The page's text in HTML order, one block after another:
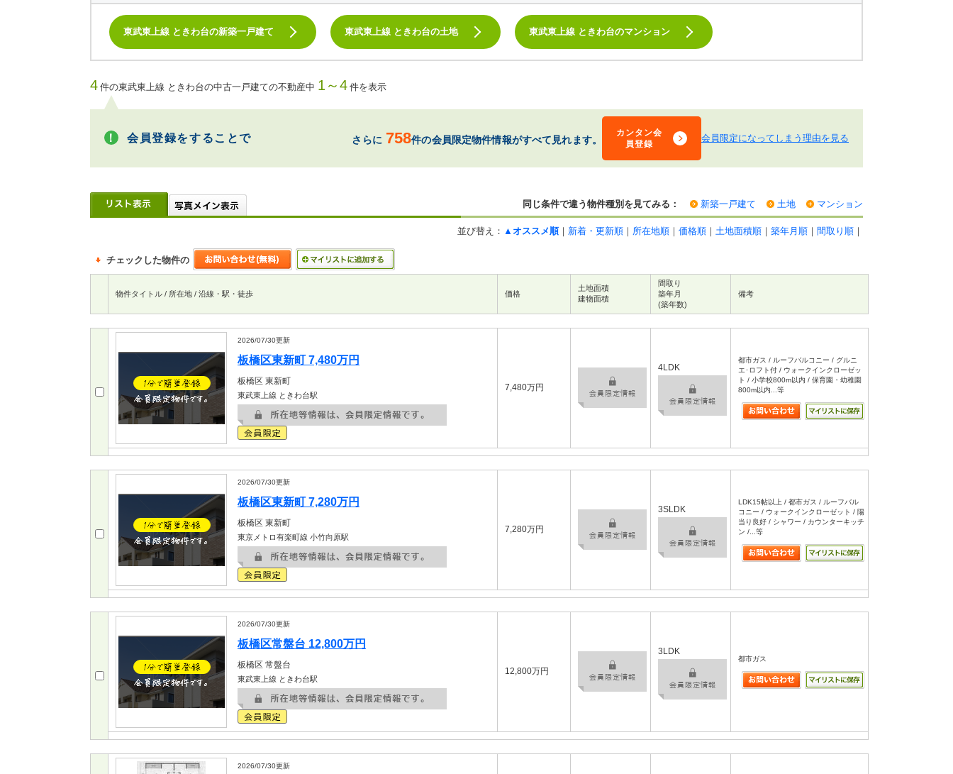
東武東上線 ときわ台の新築一戸建て 東武東上線 ときわ台の土地 東武東上線 ときわ台のマンション
4 件の東武東上線 ときわ台の中古一戸建ての不動産中 1～4 件を表示
会員登録をすることで さらに 758件の会員限定物件情報がすべて見れます。
カンタン会
員登録
会員限定になってしまう理由を見る
同じ条件で違う物件種別を見てみる： 新築一戸建て 土地 マンション
並び替え： ▲オススメ順｜ 新着・更新順 ｜ 所在地順 ｜ 価格順 ｜ 土地面積順 ｜ 築年月順 ｜ 間取り順 ｜
チェックした物件の
物件タイトル / 所在地 / 沿線・駅・徒歩 価格
土地面積
建物面積
間取り
築年月
(築年数)
備考
2026/07/30更新
板橋区東新町 7,480万円
板橋区 東新町
東武東上線 ときわ台駅
7,480万円
4LDK
都市ガス / ルーフバルコニー / グルニ
エ･ロフト付 / ウォークインクローゼッ
ト / 小学校800m以内 / 保育園・幼稚園
800m以内...等
2026/07/30更新
板橋区東新町 7,280万円
板橋区 東新町
東京メトロ有楽町線 小竹向原駅
7,280万円
3SLDK
LDK15帖以上 / 都市ガス / ルーフバル
コニー / ウォークインクローゼット / 陽
当り良好 / シャワー / カウンターキッチ
ン /...等
2026/07/30更新
板橋区常盤台 12,800万円
板橋区 常盤台
東武東上線 ときわ台駅
12,800万円
3LDK
都市ガス
2026/07/30更新